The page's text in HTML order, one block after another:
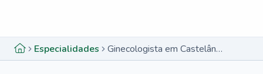
Especialidades Ginecologista em Castelândia - GO